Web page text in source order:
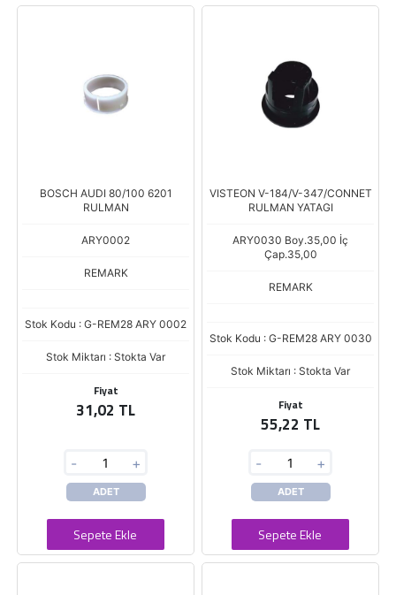
BOSCH AUDI 80/100 6201
RULMAN
ARY0002
REMARK
Stok Kodu : G-REM28 ARY 0002
Stok Miktarı : Stokta Var
Fiyat
31,02 TL
- +
ADET
Sepete Ekle
VISTEON V-184/V-347/CONNET
RULMAN YATAGI
ARY0030 Boy.35,00 İç
Çap.35,00
REMARK
Stok Kodu : G-REM28 ARY 0030
Stok Miktarı : Stokta Var
Fiyat
55,22 TL
- +
ADET
Sepete Ekle